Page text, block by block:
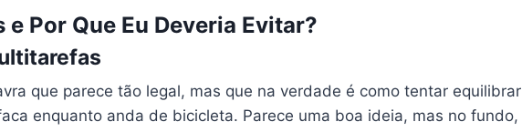
Por Que Eu Deveria Evitar?
que parece tão legal, mas que na verdade é como tentar equilibrar
enquanto anda de bicicleta. Parece uma boa ideia, mas no fundo,